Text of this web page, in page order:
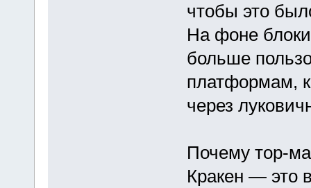
чтобы это
На фоне
больше
платформам,
через
Почему тор-
Кракен — это